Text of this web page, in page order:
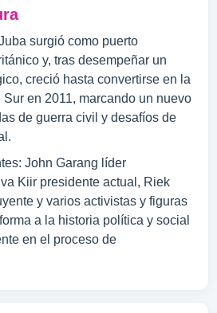
surgió como puerto
y, tras desempeñar un
creció hasta convertirse en la
en 2011, marcando un nuevo
de guerra civil y desafíos de
John Garang líder
Kiir presidente actual, Riek
y varios activistas y figuras
a la historia política y social
en el proceso de